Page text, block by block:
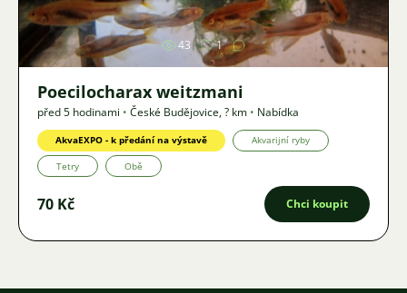
43 1
Poecilocharax weitzmani
před 5 hodinami • České Budějovice,? km • Nabídka
AkvaEXPO - k předání na výstavě Akvarijní ryby
Tetry Obě
70 Kč Chci koupit